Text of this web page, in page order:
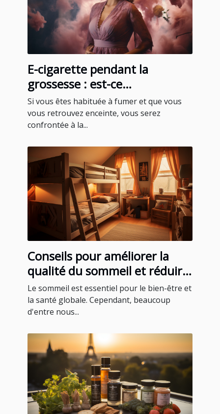
E-cigarette pendant la
grossesse : est-ce
recommandable ?
Si vous êtes habituée à fumer et que vous
vous retrouvez enceinte, vous serez
confrontée à la...
Conseils pour améliorer la
qualité du sommeil et réduire
le ronflement
Le sommeil est essentiel pour le bien-être et
la santé globale. Cependant, beaucoup
d'entre nous...